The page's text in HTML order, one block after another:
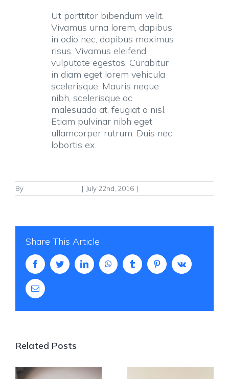
Ut porttitor bibendum velit.
Vivamus urna lorem, dapibus
in odio nec, dapibus maximus
risus. Vivamus eleifend
vulputate egestas. Curabitur
in diam eget lorem vehicula
scelerisque. Mauris neque
nibh, scelerisque ac
malesuada at, feugiat a nisl.
Etiam pulvinar nibh eget
ullamcorper rutrum. Duis nec
lobortis ex.
By | July 22nd, 2016 |
Share This Article
FacebookTwitterLinkedInWhatsAppTumblr PinterestVk
Email
Related Posts